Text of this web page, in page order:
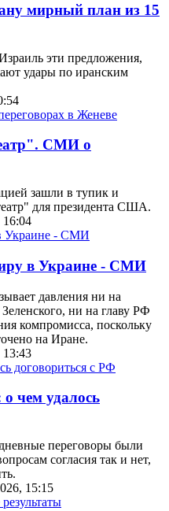
мирный план из 15
эти предложения,
удары по иранским
СМИ о
зашли в тупик и
для президента США.
16:04
в Украине - СМИ
давления ни на
ни на главу РФ
компромисса, поскольку
на Иране.
13:43
чем удалось
переговоры были
согласия так и нет,
15:15